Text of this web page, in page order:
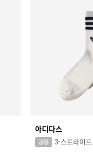
아디다스
3-스트라이